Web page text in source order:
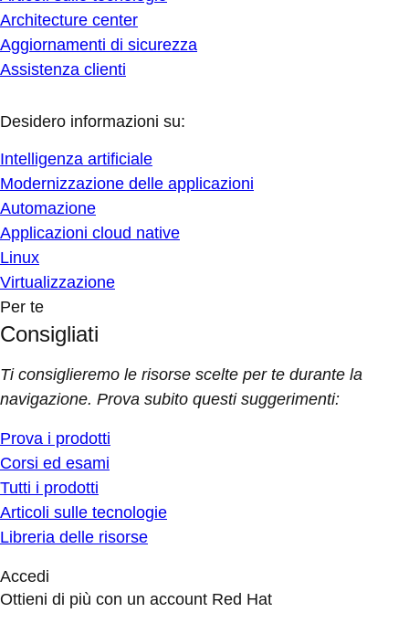
Architecture center
Aggiornamenti di sicurezza
Assistenza clienti
Desidero informazioni su:
Intelligenza artificiale
Modernizzazione delle applicazioni
Automazione
Applicazioni cloud native
Linux
Virtualizzazione
Per te
Consigliati
Ti consiglieremo le risorse scelte per te durante la
navigazione. Prova subito questi suggerimenti:
Prova i prodotti
Corsi ed esami
Tutti i prodotti
Articoli sulle tecnologie
Libreria delle risorse
Accedi
Ottieni di più con un account Red Hat